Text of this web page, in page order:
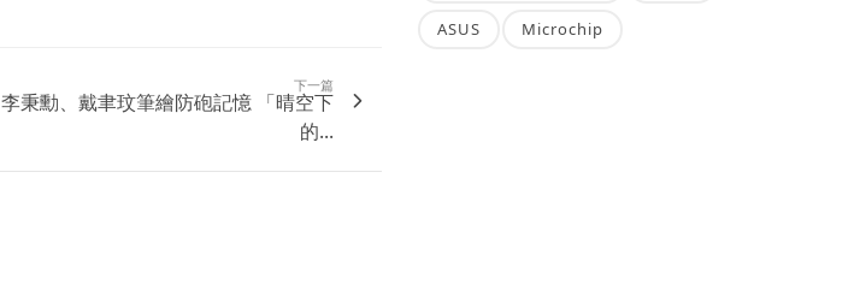
下一篇
李秉勳、戴聿玟筆繪防砲記憶 「晴空下
的...
ASUS Microchip